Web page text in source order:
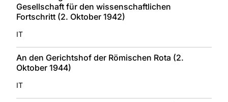
Gesellschaft für den wissenschaftlichen
Fortschritt (2. Oktober 1942)
IT
An den Gerichtshof der Römischen Rota (2.
Oktober 1944)
IT